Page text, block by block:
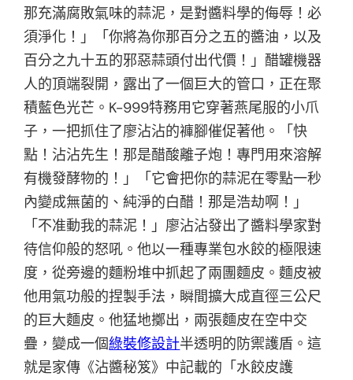
那充滿腐敗氣味的蒜泥，是對醬料學的侮辱！必
須淨化！」「你將為你那百分之五的醬油，以及
百分之九十五的邪惡蒜頭付出代價！」醋罐機器
人的頂端裂開，露出了一個巨大的管口，正在聚
積藍色光芒。K-999特務用它穿著燕尾服的小爪
子，一把抓住了廖沾沾的褲腳催促著他。「快
點！沾沾先生！那是醋酸離子炮！專門用來溶解
有機發酵物的！」「它會把你的蒜泥在零點一秒
內變成無菌的、純淨的白醋！那是浩劫啊！」
「不准動我的蒜泥！」廖沾沾發出了醬料學家對
待信仰般的怒吼。他以一種專業包水餃的極限速
度，從旁邊的麵粉堆中抓起了兩團麵皮。麵皮被
他用氣功般的捏製手法，瞬間擴大成直徑三公尺
的巨大麵皮。他猛地擲出，兩張麵皮在空中交
疊，變成一個綠裝修設計半透明的防禦護盾。這
就是家傳《沾醬秘笈》中記載的「水餃皮護